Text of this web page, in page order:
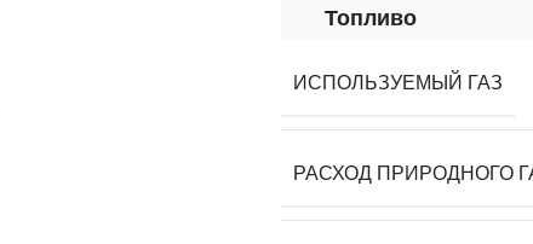
Топливо
ИСПОЛЬЗУЕМЫЙ ГАЗ
РАСХОД ПРИРОДНОГО